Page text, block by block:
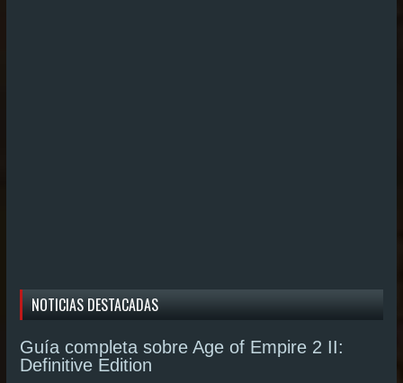
NOTICIAS DESTACADAS
Guía completa sobre Age of Empire 2 II:
Definitive Edition